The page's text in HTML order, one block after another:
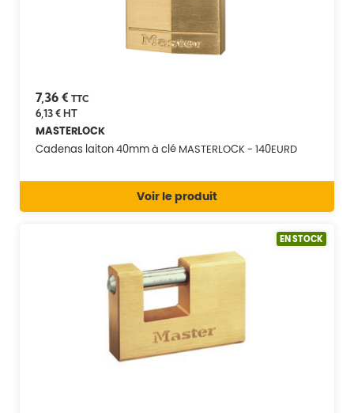
7,36 € TTC
6,13 €HT
MASTERLOCK
Cadenas laiton 40mm à clé MASTERLOCK - 140EURD
Voir le produit
EN STOCK